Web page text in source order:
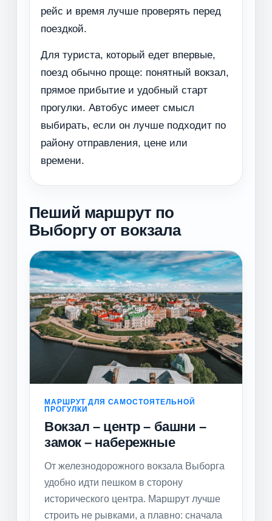
рейс и время лучше проверять перед
поездкой.
Для туриста, который едет впервые,
поезд обычно проще: понятный вокзал,
прямое прибытие и удобный старт
прогулки. Автобус имеет смысл
выбирать, если он лучше подходит по
району отправления, цене или
времени.
Пеший маршрут по
Выборгу от вокзала
МАРШРУТ ДЛЯ САМОСТОЯТЕЛЬНОЙ
ПРОГУЛКИ
Вокзал – центр – башни –
замок – набережные
От железнодорожного вокзала Выборга
удобно идти пешком в сторону
исторического центра. Маршрут лучше
строить не рывками, а плавно: сначала